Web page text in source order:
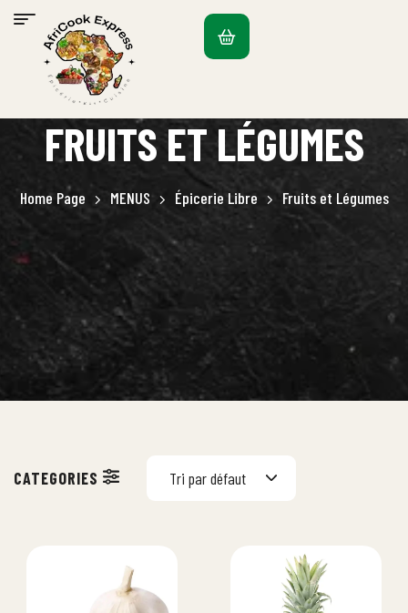
FRUITS ET LÉGUMES
Home Page MENUS Épicerie Libre Fruits et Légumes
Tri par défaut